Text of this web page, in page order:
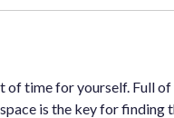
of time for yourself. Full
is the key for finding